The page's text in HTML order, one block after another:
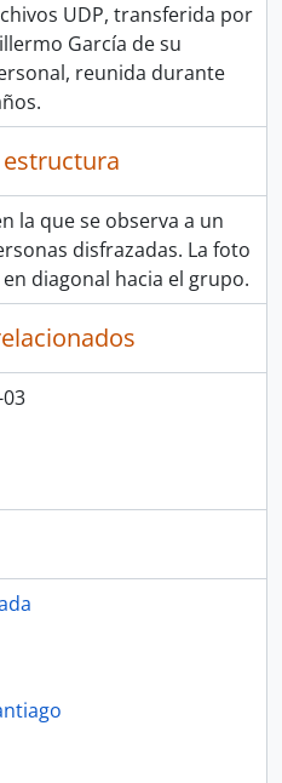
UDP, transferida por
García de su
reunida durante
la que se observa a un
disfrazadas. La foto
diagonal hacia el grupo.